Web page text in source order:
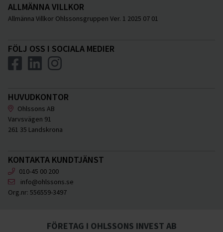
ALLMÄNNA VILLKOR
Allmänna Villkor Ohlssonsgruppen Ver. 1 2025 07 01
FÖLJ OSS I SOCIALA MEDIER
HUVUDKONTOR
Ohlssons AB
Varvsvägen 91
261 35 Landskrona
KONTAKTA KUNDTJÄNST
010-45 00 200
info@ohlssons.se
Org.nr: 556559-3497
FÖRETAG I OHLSSONS INVEST AB